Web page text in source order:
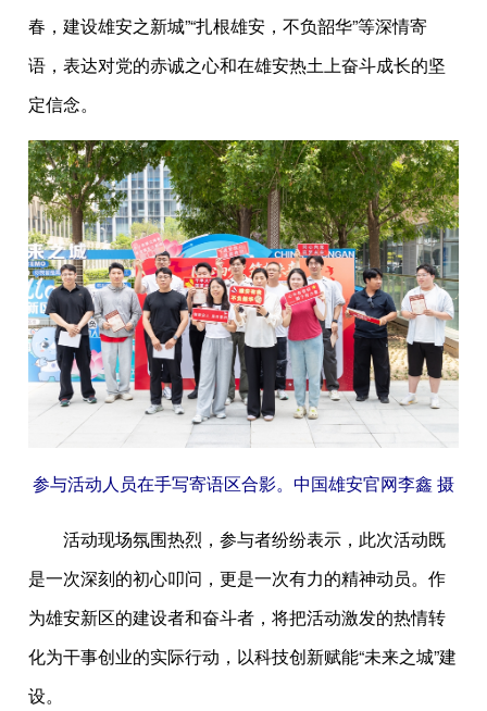
春，建设雄安之新城”“扎根雄安，不负韶华”等深情寄
语，表达对党的赤诚之心和在雄安热土上奋斗成长的坚
定信念。
参与活动人员在手写寄语区合影。中国雄安官网李鑫 摄
活动现场氛围热烈，参与者纷纷表示，此次活动既
是一次深刻的初心叩问，更是一次有力的精神动员。作
为雄安新区的建设者和奋斗者，将把活动激发的热情转
化为干事创业的实际行动，以科技创新赋能“未来之城”建
设。